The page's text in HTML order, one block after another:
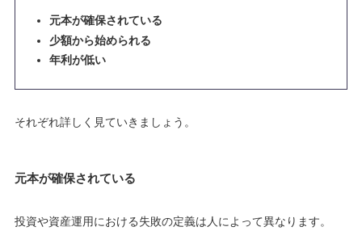
元本が確保されている
少額から始められる
年利が低い
それぞれ詳しく見ていきましょう。
元本が確保されている
投資や資産運用における失敗の定義は人によって異なります。